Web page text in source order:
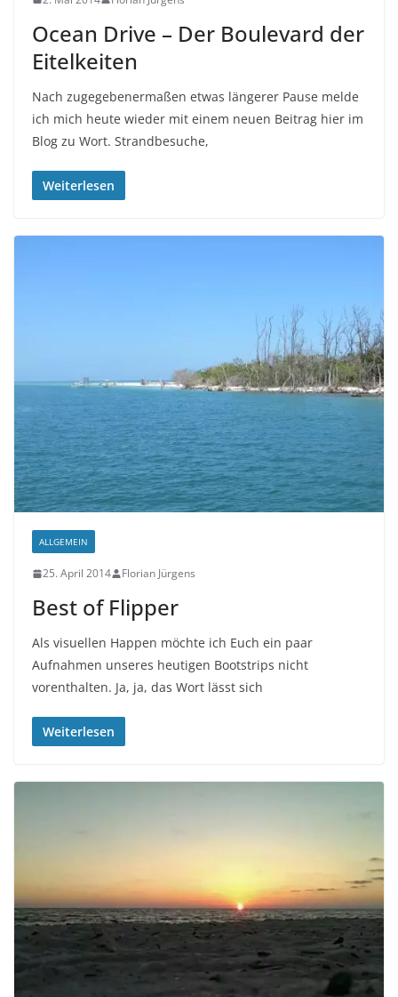
Ocean Drive – Der Boulevard der
Eitelkeiten
Nach zugegebenermaßen etwas längerer Pause melde
ich mich heute wieder mit einem neuen Beitrag hier im
Blog zu Wort. Strandbesuche,
Weiterlesen
ALLGEMEIN
25. April 2014 Florian Jürgens
Best of Flipper
Als visuellen Happen möchte ich Euch ein paar
Aufnahmen unseres heutigen Bootstrips nicht
vorenthalten. Ja, ja, das Wort lässt sich
Weiterlesen